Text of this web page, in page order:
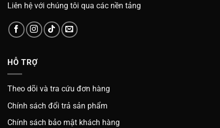
Liên hệ với chúng tôi qua các nền tảng
HỖ TRỢ
Theo dõi và tra cứu đơn hàng
Chính sách đổi trả sản phẩm
Chính sách bảo mật khách hàng